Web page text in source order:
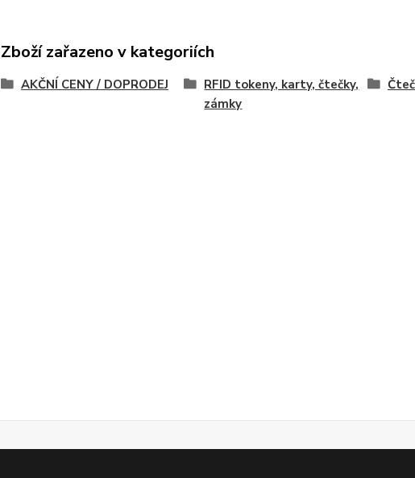
Zboží zařazeno v kategoriích
AKČNÍ CENY / DOPRODEJ
RFID tokeny, karty, čtečky,
zámky